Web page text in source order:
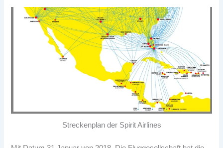
Streckenplan der Spirit Airlines